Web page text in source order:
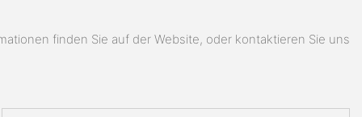
finden Sie auf der Website, oder kontaktieren Sie uns